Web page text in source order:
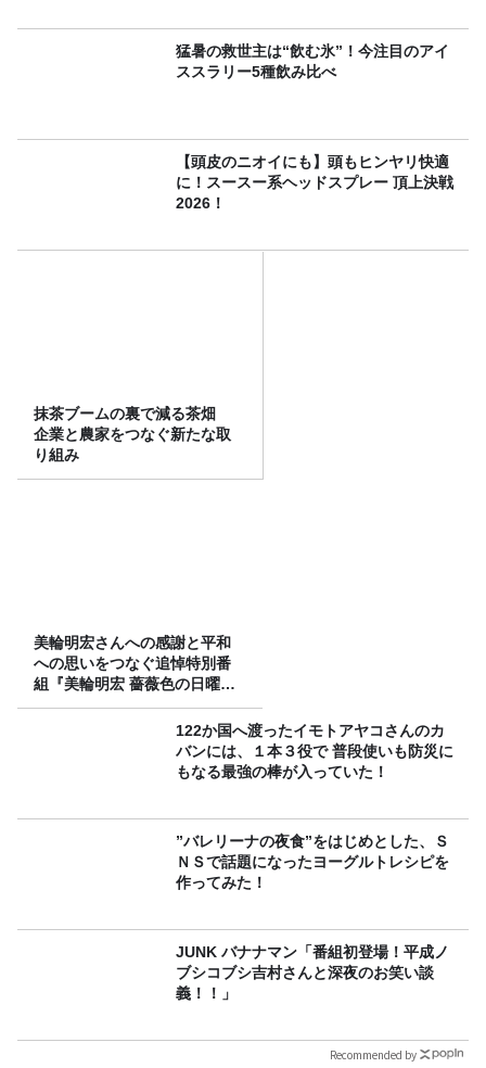
猛暑の救世主は“飲む氷”！今注目のアイ
ススラリー5種飲み比べ
【頭皮のニオイにも】頭もヒンヤリ快適
に！スースー系ヘッドスプレー 頂上決戦
2026！
抹茶ブームの裏で減る茶畑
企業と農家をつなぐ新たな取
り組み
美輪明宏さんへの感謝と平和
への思いをつなぐ追悼特別番
組『美輪明宏 薔薇色の日曜日
～ごきげんよう、ルンルン
～』8/9（日）16時放送122か国へ渡ったイモトアヤコさんのカ
バンには、１本３役で 普段使いも防災に
もなる最強の棒が入っていた！
”バレリーナの夜食”をはじめとした、Ｓ
ＮＳで話題になったヨーグルトレシピを
作ってみた！
JUNK バナナマン「番組初登場！平成ノ
ブシコブシ吉村さんと深夜のお笑い談
義！！」
Recommended by